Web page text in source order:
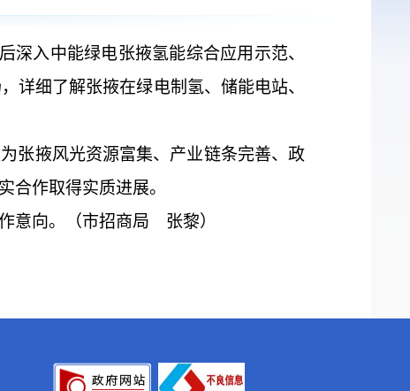
深入中能绿电张掖氢能综合应用示范、
详细了解张掖在绿电制氢、储能电站、
张掖风光资源富集、产业链条完善、政
合作取得实质进展。
意向。（市招商局 张黎）